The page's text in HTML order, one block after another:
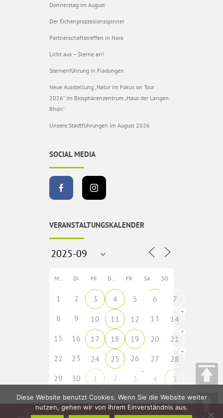
Donnerstag im August
Der Eichenprozzesionsspinner
Partnerschaftstreffen in Nora
Licht aus – Sterne an!
Sternenführung in Fladungen
Neue Ausstellung „Natur im Fokus on Tour
2026“ im Biosphärenzentrum „Haus der Langen
Rhön“
Unsere Stadtführungen im August 2026
SOCIAL MEDIA
VERANSTALTUNGSKALENDER
MO DI MI DO FR SA SO
1 2 3 4 5 6
7
8
9 10 11 12 13 14
+
15 16 17 18 19 20 21
+
22 23 24 25 26 27 28
+
29 30 1 2 3
+
4 5
Diese Website benutzt Cookies. Wenn Sie die Website weiter
nutzen, gehen wir von Ihrem Einverständnis aus.